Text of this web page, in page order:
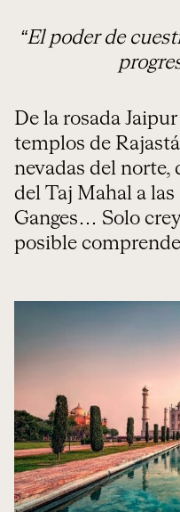
“El poder de
De la rosada
templos de
nevadas del
del Taj Mahal a las
Ganges… Solo
posible